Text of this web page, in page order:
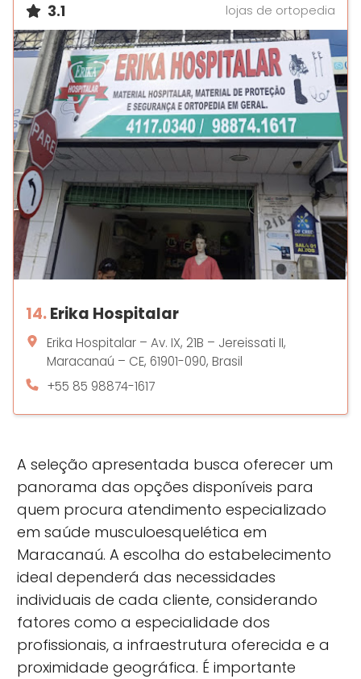
3.1 lojas de ortopedia
14.Erika Hospitalar
Erika Hospitalar – Av. IX, 21B – Jereissati II,
Maracanaú – CE, 61901-090, Brasil
+55 85 98874-1617
A seleção apresentada busca oferecer um
panorama das opções disponíveis para
quem procura atendimento especializado
em saúde musculoesquelética em
Maracanaú. A escolha do estabelecimento
ideal dependerá das necessidades
individuais de cada cliente, considerando
fatores como a especialidade dos
profissionais, a infraestrutura oferecida e a
proximidade geográfica. É importante